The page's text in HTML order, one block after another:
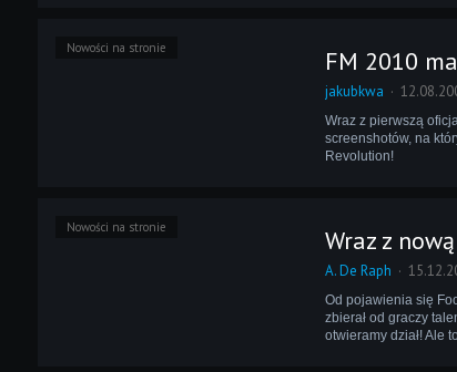
Nowości na stronie FM 2010
jakubkwa
Wraz z pierwszą
screenshotów, na
Revolution!
Nowości na stronie Wraz z
A. De Raph
Od pojawienia się
zbierał od graczy
otwieramy dział! Ale